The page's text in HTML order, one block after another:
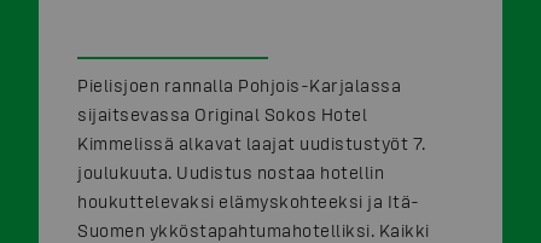
Pielisjoen rannalla Pohjois-Karjalassa
sijaitsevassa Original Sokos Hotel
Kimmelissä alkavat laajat uudistustyöt 7.
joulukuuta. Uudistus nostaa hotellin
houkuttelevaksi elämyskohteeksi ja Itä-
Suomen ykköstapahtumahotelliksi. Kaikki